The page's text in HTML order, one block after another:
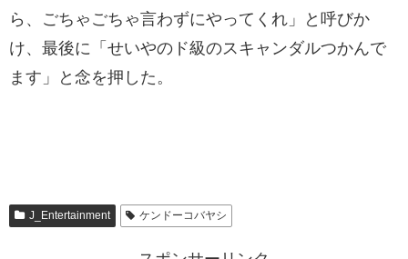
ら、ごちゃごちゃ言わずにやってくれ」と呼びか
け、最後に「せいやのド級のスキャンダルつかんで
ます」と念を押した。
J_Entertainment ケンドーコバヤシ